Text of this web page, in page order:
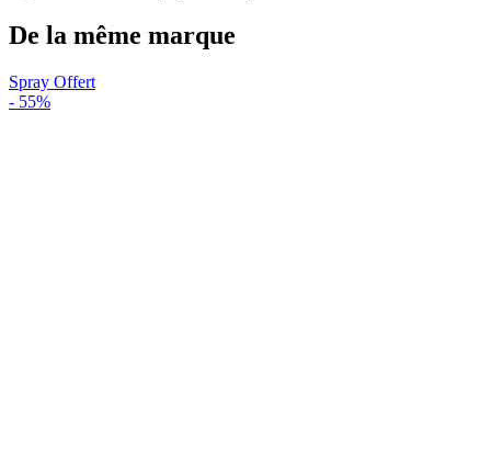
De la même marque
Spray Offert
- 55%